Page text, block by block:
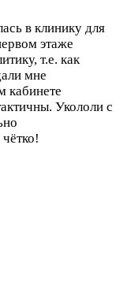
в клинику для
этаже
т.е. как
мне
кабинете
Укололи с